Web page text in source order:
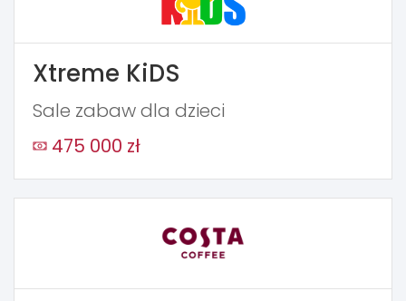
Xtreme KiDS
Sale zabaw dla dzieci
475 000 zł